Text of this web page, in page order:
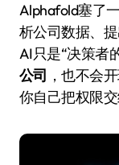
Alphafold塞了
析公司数据、
AI只是“决策者
公司 ，也不会
你自己把权限交